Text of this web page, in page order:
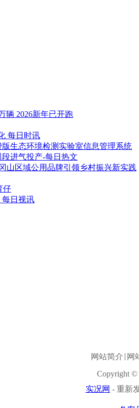
辆 2026新年已开跑
每日时讯
生态环境检测实验室信息管理系统
进气投产-每日热文
山区域公用品牌引领乡村振兴新实践
仔
每日视讯
网站简介 网
Copyright ©
实况网 - 重新